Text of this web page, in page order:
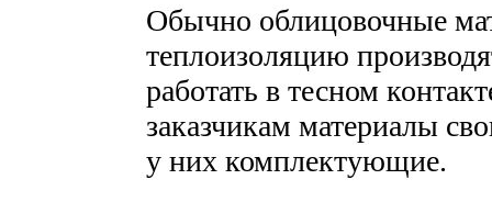
Обычно облицовочные
теплоизоляцию
работать в тесном
заказчикам материалы
у них комплектующие.